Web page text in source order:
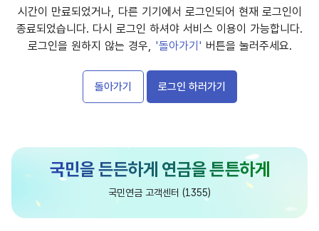
시간이 만료되었거나, 다른 기기에서 로그인되어 현재 로그인이
종료되었습니다. 다시 로그인 하셔야 서비스 이용이 가능합니다.
로그인을 원하지 않는 경우, '돌아가기' 버튼을 눌러주세요.
돌아가기 로그인 하러가기
국민연금 고객센터 (1355)